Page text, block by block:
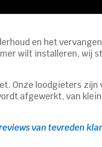
en het
wilt installeren, wij
Onze loodgieters zijn
afgewerkt, van
van tevreden